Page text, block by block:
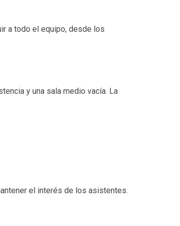
a todo el equipo, desde los
y una sala medio vacía. La
el interés de los asistentes.